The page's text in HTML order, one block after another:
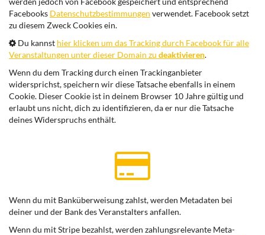
Facebooks Datenschutzbestimmungen verwendet. Facebook setzt
zu diesem Zweck Cookies ein.
Du kannst hier klicken um das Tracking durch Facebook für alle
Veranstaltungen unter dieser Domain zu deaktivieren.
Wenn du dem Tracking durch einen Trackinganbieter
widersprichst, speichern wir diese Tatsache ebenfalls in einem
Cookie. Dieser Cookie ist in deinem Browser 10 Jahre gültig und
erlaubt uns nicht, dich zu identifizieren, da er nur die Tatsache
deines Widerspruchs enthält.
Wenn du mit Banküberweisung zahlst, werden Metadaten bei
deiner und der Bank des Veranstalters anfallen.
Wenn du mit Stripe bezahlst, werden zahlungsrelevante Meta-